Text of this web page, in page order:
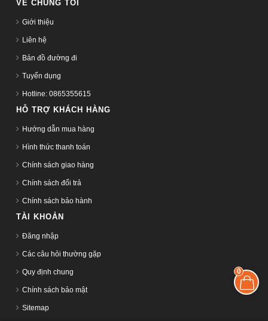
VỀ CHÚNG TÔI
Giới thiệu
Liên hệ
Bản đồ đường đi
Tuyển dụng
Hotline: 0865355615
HỖ TRỢ KHÁCH HÀNG
Hướng dẫn mua hàng
Hình thức thanh toán
Chính sách giao hàng
Chính sách đổi trả
Chính sách bảo hành
TÀI KHOẢN
Đăng nhập
Các câu hỏi thường gặp
Quy định chung
Chính sách bảo mật
Sitemap
0